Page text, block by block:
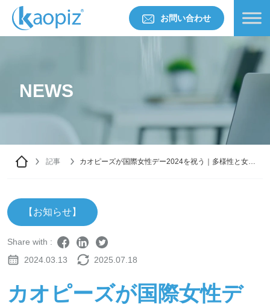
お問い合わせ
NEWS
記事
カオピーズが国際女性デー2024を祝う｜多様性と女性
【お知らせ】
Share with :
2024.03.13
2025.07.18
カオピーズが国際女性デ